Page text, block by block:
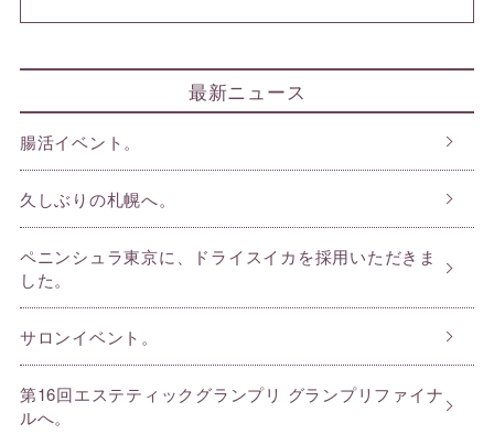
最新ニュース
腸活イベント。
久しぶりの札幌へ。
ペニンシュラ東京に、ドライスイカを採用いただきま
した。
サロンイベント。
第16回エステティックグランプリ グランプリファイナ
ルへ。